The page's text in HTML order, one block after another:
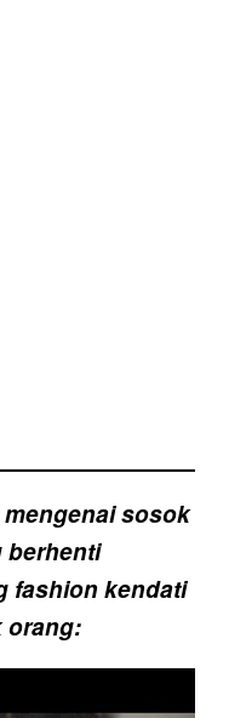
sosok
berhenti
fashion kendati
orang: